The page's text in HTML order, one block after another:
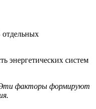
отдельных
энергетических систем
Эти факторы формируют